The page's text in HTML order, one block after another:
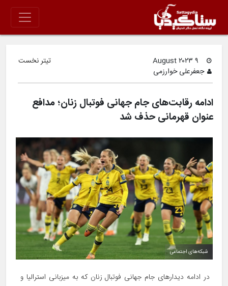
جعفرعلی خوارزمی
تیتر نخست
ادامه رقابت‌های جام جهانی فوتبال زنان؛ مدافع
عنوان قهرمانی حذف شد
شبکه‌های اجتماعی
در ادامه دیدارهای جام جهانی فوتبال زنان که به میزبانی استرالیا و